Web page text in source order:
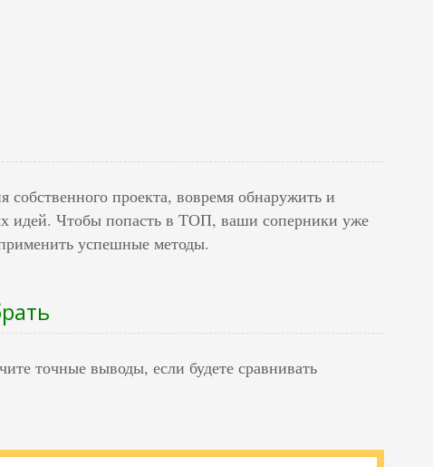
проекта, вовремя обнаружить и
идей. Чтобы попасть в ТОП, ваши соперники уже
успешные методы.
точные выводы, если будете сравнивать